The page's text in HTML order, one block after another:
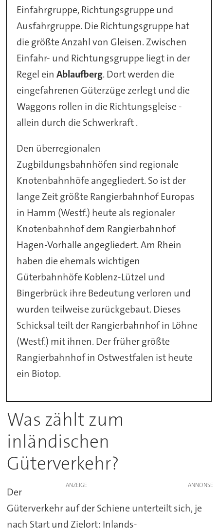
Einfahrgruppe, Richtungsgruppe und
Ausfahrgruppe. Die Richtungsgruppe hat
die größte Anzahl von Gleisen. Zwischen
Einfahr- und Richtungsgruppe liegt in der
Regel einAblaufberg. Dort werden die
eingefahrenen Güterzüge zerlegt und die
Waggons rollen in die Richtungsgleise -
allein durch die Schwerkraft .
Den überregionalen
Zugbildungsbahnhöfen sind regionale
Knotenbahnhöfe angegliedert. So ist der
lange Zeit größte Rangierbahnhof Europas
in Hamm (Westf.) heute als regionaler
Knotenbahnhof dem Rangierbahnhof
Hagen-Vorhalle angegliedert. Am Rhein
haben die ehemals wichtigen
Güterbahnhöfe Koblenz-Lützel und
Bingerbrück ihre Bedeutung verloren und
wurden teilweise zurückgebaut. Dieses
Schicksal teilt der Rangierbahnhof in Löhne
(Westf.) mit ihnen. Der früher größte
Rangierbahnhof in Ostwestfalen ist heute
ein Biotop.
Was zählt zum
inländischen
Güterverkehr?
ANZEIGE
Der
Güterverkehr auf der Schiene unterteilt sich, je
nach Start und Zielort: Inlands-